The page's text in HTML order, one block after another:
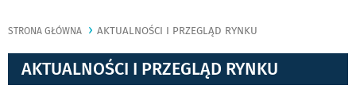
STRONA GŁÓWNA AKTUALNOŚCI I PRZEGLĄD RYNKU
AKTUALNOŚCI I PRZEGLĄD RYNKU